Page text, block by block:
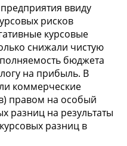
ввиду
рисков
курсовые
снижали чистую
бюджета
на прибыль. В
коммерческие
правом на особый
разниц на результаты
разниц в